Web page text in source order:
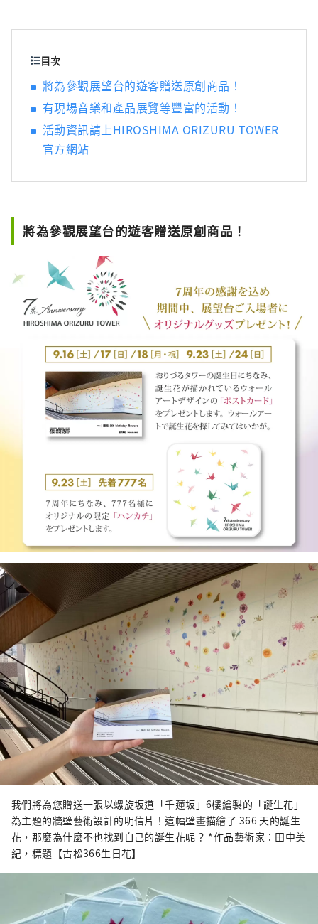
目次
將為參觀展望台的遊客贈送原創商品！
有現場音樂和產品展覽等豐富的活動！
活動資訊請上HIROSHIMA ORIZURU TOWER
官方網站
將為參觀展望台的遊客贈送原創商品！
我們將為您贈送一張以螺旋坂道「千蓮坂」6樓繪製的「誕生花」
為主題的牆壁藝術設計的明信片！這幅壁畫描繪了 366 天的誕生
花，那麼為什麼不也找到自己的誕生花呢？ *作品藝術家：田中美
紀，標題【古松366生日花】